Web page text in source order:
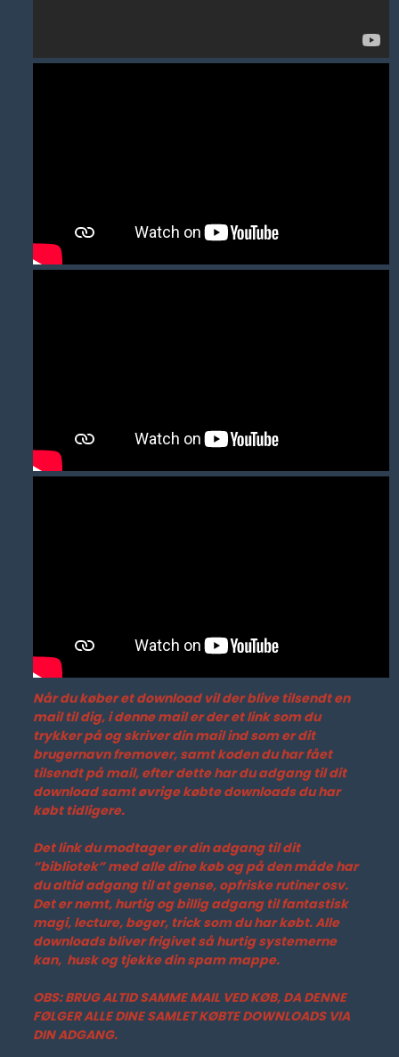
Når du køber et download vil der blive tilsendt en
mail til dig, i denne mail er der et link som du
trykker på og skriver din mail ind som er dit
brugernavn fremover, samt koden du har fået
tilsendt på mail, efter dette har du adgang til dit
download samt øvrige købte downloads du har
købt tidligere.
Det link du modtager er din adgang til dit
”bibliotek” med alle dine køb og på den måde har
du altid adgang til at gense, opfriske rutiner osv.
Det er nemt, hurtig og billig adgang til fantastisk
magi, lecture, bøger, trick som du har købt. Alle
downloads bliver frigivet så hurtig systemerne
kan, husk og tjekke din spam mappe.
OBS: BRUG ALTID SAMME MAIL VED KØB, DA DENNE
FØLGER ALLE DINE SAMLET KØBTE DOWNLOADS VIA
DIN ADGANG.